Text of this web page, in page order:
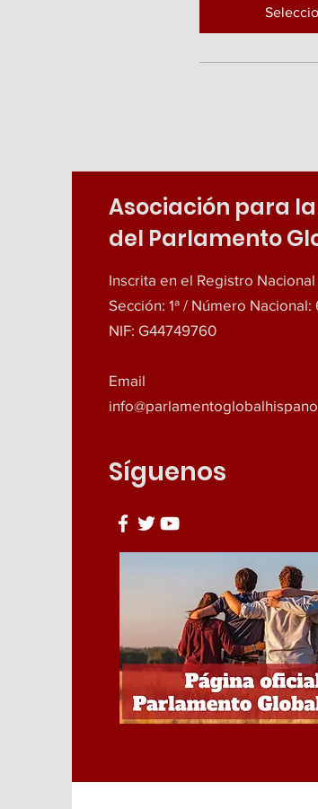
Asociación para
del Parlamento
Inscrita en el Registro
Sección: 1ª / Número
NIF: G44749760
Email
Síguenos